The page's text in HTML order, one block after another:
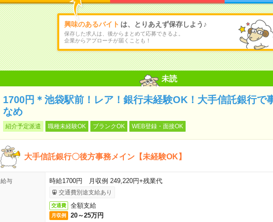
興味のあるバイト は、とりあえず保存しよう♪
保存した求人は、後からまとめて応募できるよ。
企業からアプローチが届くことも！
未読
1700円＊池袋駅前！レア！銀行未経験OK！大手信託銀行で
なめ
紹介予定派遣 職種未経験OK ブランクOK WEB登録・面接OK
大手信託銀行〇後方事務メイン【未経験OK】
給与 時給1700円 月収例 249,220円+残業代
交通費別途支給あり
交通費 全額支給
月収例 20～25万円